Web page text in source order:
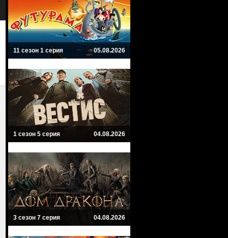
11 сезон 1 серия 05.08.2026
1 сезон 5 серия 04.08.2026
3 сезон 7 серия 04.08.2026